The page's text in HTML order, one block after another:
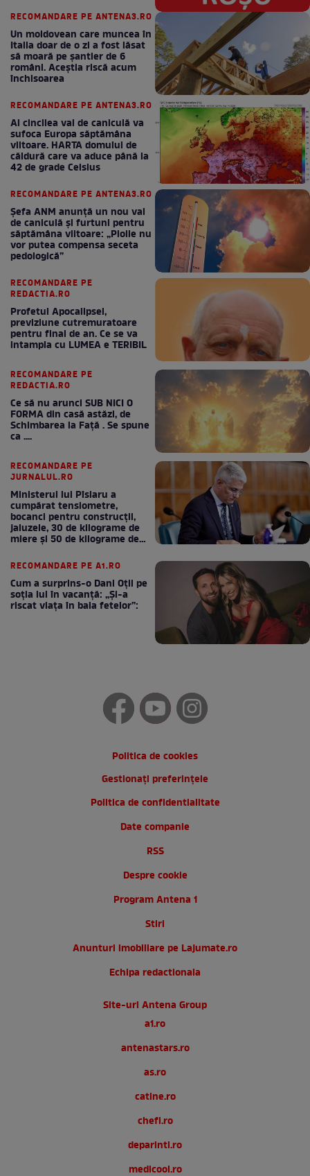
RECOMANDARE PE ANTENA3.RO
Un moldovean care muncea în
Italia doar de o zi a fost lăsat
să moară pe şantier de 6
români. Aceștia riscă acum
închisoarea
RECOMANDARE PE ANTENA3.RO
Al cincilea val de caniculă va
sufoca Europa săptămâna
viitoare. HARTA domului de
căldură care va aduce până la
42 de grade Celsius
RECOMANDARE PE ANTENA3.RO
Șefa ANM anunță un nou val
de caniculă și furtuni pentru
săptămâna viitoare: „Ploile nu
vor putea compensa seceta
pedologică”
RECOMANDARE PE
REDACTIA.RO
Profetul Apocalipsei,
previziune cutremuratoare
pentru final de an. Ce se va
intampla cu LUMEA e TERIBIL
RECOMANDARE PE
REDACTIA.RO
Ce să nu arunci SUB NICI O
FORMA din casă astăzi, de
Schimbarea la Față . Se spune
ca ....
RECOMANDARE PE
JURNALUL.RO
Ministerul lui Pîslaru a
cumpărat tensiometre,
bocanci pentru construcții,
jaluzele, 30 de kilograme de
miere și 50 de kilograme de
RECOMANDARE PE A1.RO
Cum a surprins-o Dani Oțil pe
soția lui în vacanță: „Și-a
riscat viața în baia fetelor”:
Politica de cookies
Gestionați preferințele
Politica de confidentialitate
Date companie
RSS
Despre cookie
Program Antena 1
Stiri
Anunturi imobiliare pe Lajumate.ro
Echipa redactionala
Site-uri Antena Group
a1.ro
antenastars.ro
as.ro
catine.ro
chefi.ro
deparinti.ro
medicool.ro